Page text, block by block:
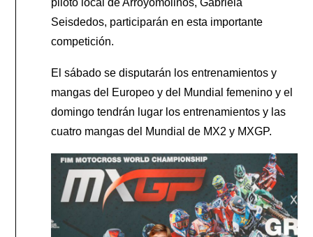
piloto local de Arroyomolinos, Gabriela
Seisdedos, participarán en esta importante
competición.
El sábado se disputarán los entrenamientos y
mangas del Europeo y del Mundial femenino y el
domingo tendrán lugar los entrenamientos y las
cuatro mangas del Mundial de MX2 y MXGP.